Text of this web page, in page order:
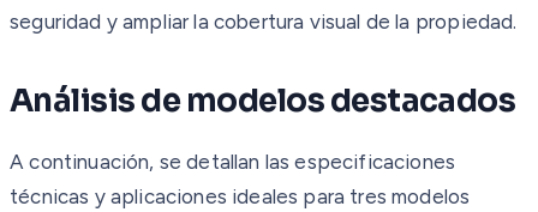
seguridad y ampliar la cobertura visual de la propiedad.
Análisis de modelos destacados
A continuación, se detallan las especificaciones
técnicas y aplicaciones ideales para tres modelos